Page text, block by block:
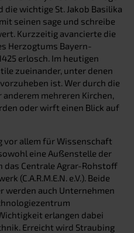
wichtige St. Jakob Basilika
seinen sage und schreibe
Kurzzeitig avancierte die
Herzogtums Bayern-
erlosch. Im heutigen
zueinander, unter denen
ist. Wer durch die
mehreren Kirchen,
oder wirft einen Blick auf
allem für Wissenschaft
eine Außenstelle der
das Centrale Agrar-Rohstoff
(C.A.R.M.E.N. e.V.). Beide
werden auch Unternehmen
erlangen dabei
Erreicht wird Straubing